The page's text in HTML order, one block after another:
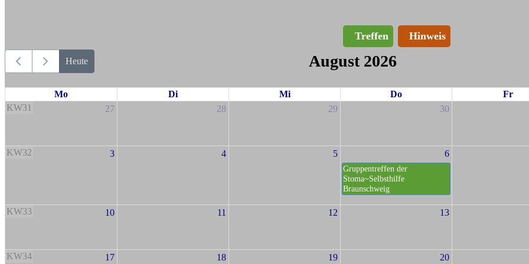
Treffen Hinweis
Heute August 2026
Mo Di Mi Do
Fr
KW31
27 28 29 30
KW32 3 4 5 6
Gruppentreffen der
Stoma~Selbsthilfe
Braunschweig
KW33 10 11 12 13
KW34 17 18 19 20